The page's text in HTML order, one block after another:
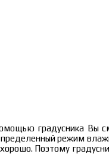
градусника Вы
режим
Поэтому